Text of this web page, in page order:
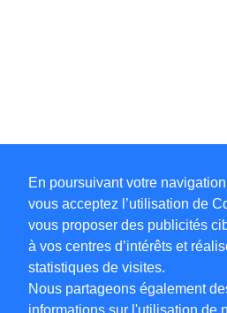
En poursuivant votre
vous acceptez l’utilisation de
vous proposer des publicités
à vos centres d’intérêts et
statistiques de visites.
Nous partageons également